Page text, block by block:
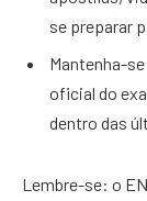
se preparar
Mantenha-
oficial do
dentro das
Lembre-se: o